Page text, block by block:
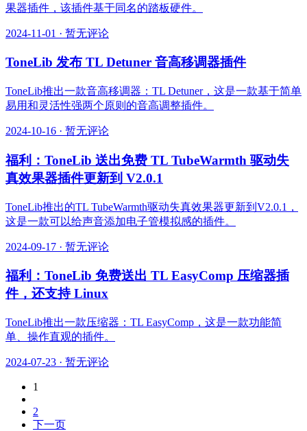
果器插件，该插件基于同名的踏板硬件。
2024-11-01 · 暂无评论
ToneLib 发布 TL Detuner 音高移调器插件
ToneLib推出一款音高移调器：TL Detuner，这是一款基于简单
易用和灵活性强两个原则的音高调整插件。
2024-10-16 · 暂无评论
福利：ToneLib 送出免费 TL TubeWarmth 驱动失
真效果器插件更新到 V2.0.1
ToneLib推出的TL TubeWarmth驱动失真效果器更新到V2.0.1，
这是一款可以给声音添加电子管模拟感的插件。
2024-09-17 · 暂无评论
福利：ToneLib 免费送出 TL EasyComp 压缩器插
件，还支持 Linux
ToneLib推出一款压缩器：TL EasyComp，这是一款功能简
单、操作直观的插件。
2024-07-23 · 暂无评论
1
2
下一页